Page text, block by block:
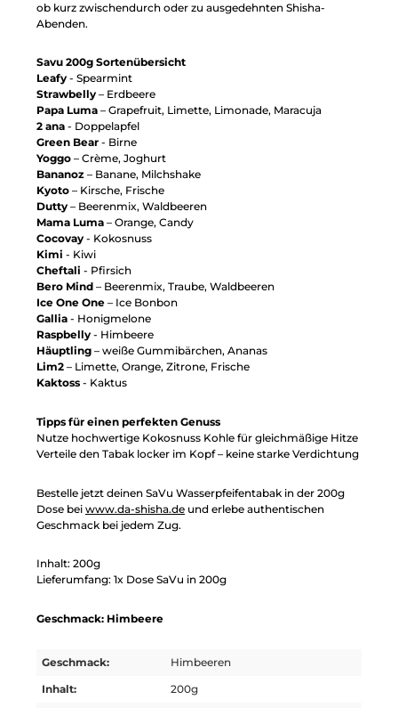
ob kurz zwischendurch oder zu ausgedehnten Shisha-
Abenden.
Savu 200g Sortenübersicht
Leafy - Spearmint
Strawbelly – Erdbeere
Papa Luma – Grapefruit, Limette, Limonade, Maracuja
2 ana - Doppelapfel
Green Bear - Birne
Yoggo – Crème, Joghurt
Bananoz – Banane, Milchshake
Kyoto – Kirsche, Frische
Dutty – Beerenmix, Waldbeeren
Mama Luma – Orange, Candy
Cocovay - Kokosnuss
Kimi - Kiwi
Cheftali - Pfirsich
Bero Mind – Beerenmix, Traube, Waldbeeren
Ice One One – Ice Bonbon
Gallia - Honigmelone
Raspbelly - Himbeere
Häuptling – weiße Gummibärchen, Ananas
Lim2 – Limette, Orange, Zitrone, Frische
Kaktoss - Kaktus
Tipps für einen perfekten Genuss
Nutze hochwertige Kokosnuss Kohle für gleichmäßige Hitze
Verteile den Tabak locker im Kopf – keine starke Verdichtung
Bestelle jetzt deinen SaVu Wasserpfeifentabak in der 200g
Dose bei www.da-shisha.de und erlebe authentischen
Geschmack bei jedem Zug.
Inhalt: 200g
Lieferumfang: 1x Dose SaVu in 200g
Geschmack: Himbeere
Geschmack:
Himbeeren
Inhalt:
200g